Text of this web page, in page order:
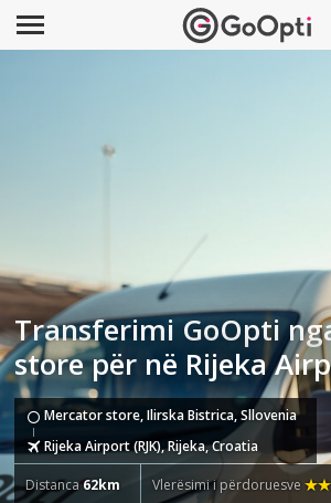
Transferimi GoOpti
store për në Rijeka
Mercator store, Ilirska Bistrica, Sllovenia
Rijeka Airport (RJK), Rijeka, Croatia
Distanca62km Vlerësimi i përdoruesve